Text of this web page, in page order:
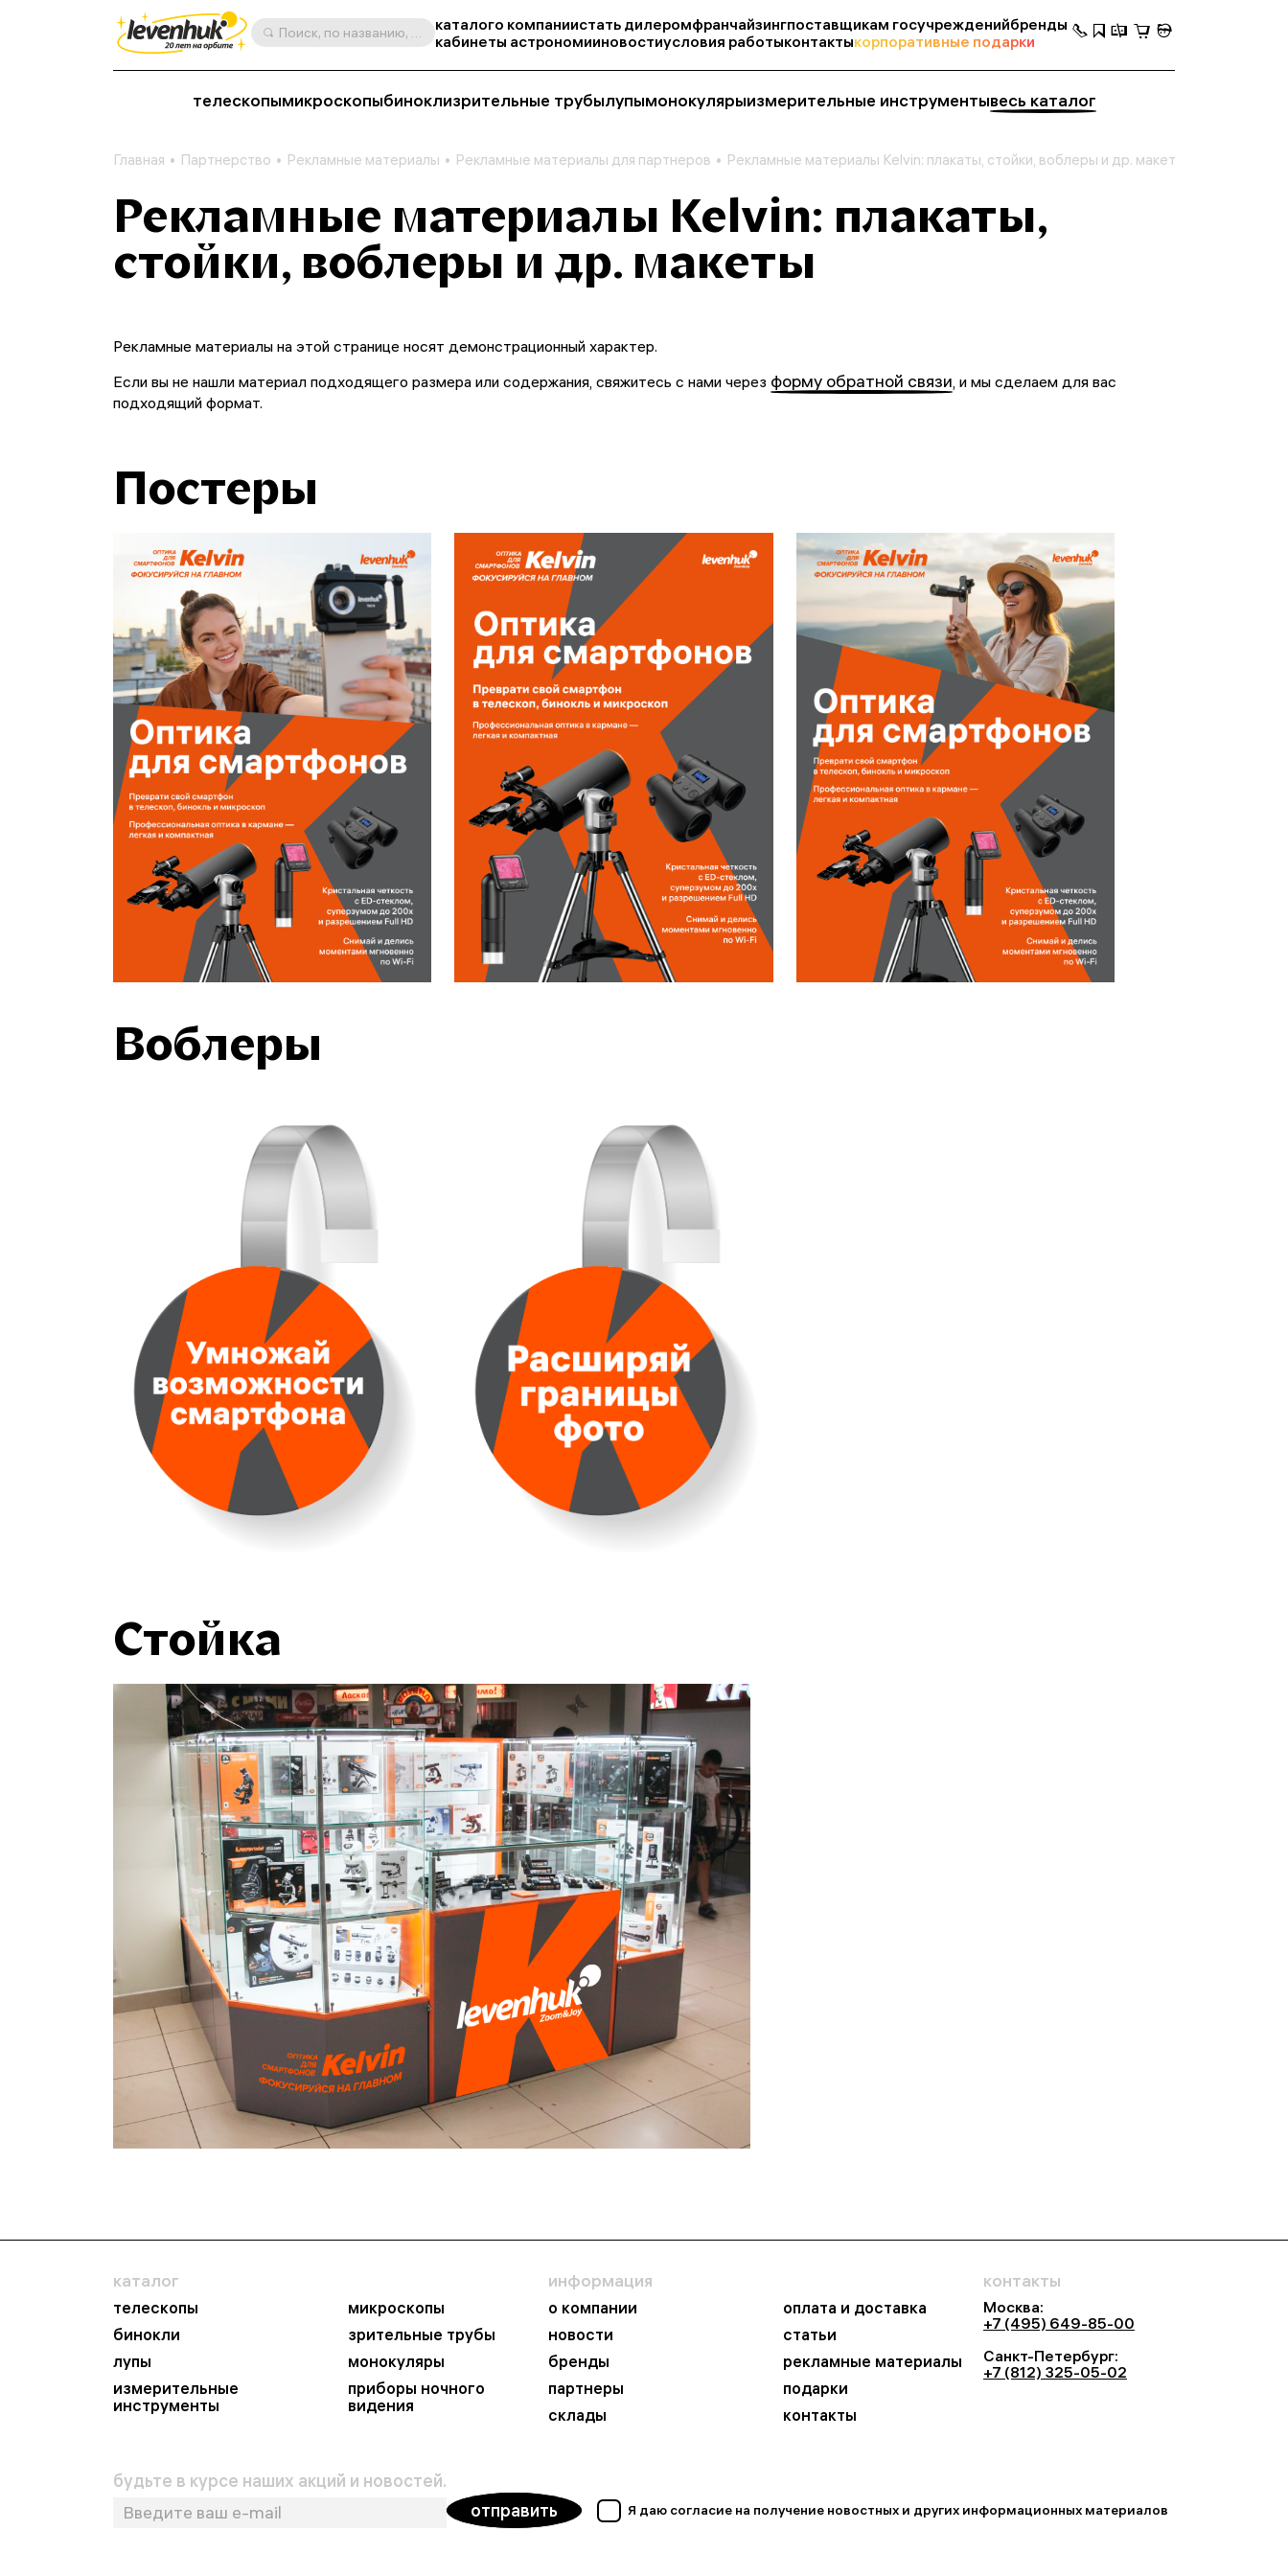
Поиск, по названию, артикулу, категории и др. каталого компаниистать дилеромфранчайзингпоставщикам госучрежденийбренды
кабинеты астрономииновостиусловия работыконтактыкорпоративные подарки
телескопымикроскопыбиноклизрительные трубылупымонокулярыизмерительные инструментывесь каталог
Главная Партнерство Рекламные материалы Рекламные материалы для партнеров Рекламные материалы Kelvin: плакаты, стойки, воблеры и др. макеты
Рекламные материалы Kelvin: плакаты,
стойки, воблеры и др. макеты
Рекламные материалы на этой странице носят демонстрационный характер.
Если вы не нашли материал подходящего размера или содержания, свяжитесь с нами через форму обратной связи, и мы сделаем для вас
подходящий формат.
Постеры
Воблеры
Стойка
каталог
телескопы
микроскопы
бинокли
зрительные трубы
лупы
монокуляры
измерительные
инструменты
приборы ночного
видения
информация
о компании
оплата и доставка
новости
статьи
бренды
рекламные материалы
партнеры
подарки
склады
контакты
контакты
Москва:
+7 (495) 649-85-00
Санкт-Петербург:
+7 (812) 325-05-02
будьте в курсе наших акций и новостей.
отправить
Я даю согласие на получение новостных и других информационных материалов